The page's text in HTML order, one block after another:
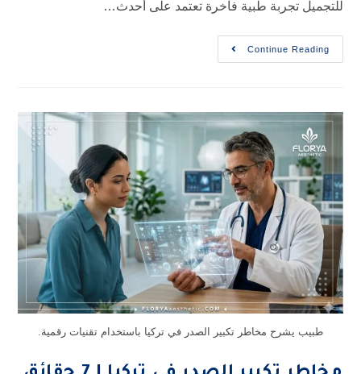
للتجميل تجربة طبية فاخرة تعتمد على أحدث…
Continue Reading
طبيب يشرح مخاطر تكبير الصدر في تركيا باستخدام تقنيات رقمية.